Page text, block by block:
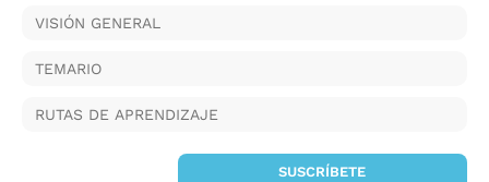
VISIÓN GENERAL
TEMARIO
RUTAS DE APRENDIZAJE
SUSCRÍBETE